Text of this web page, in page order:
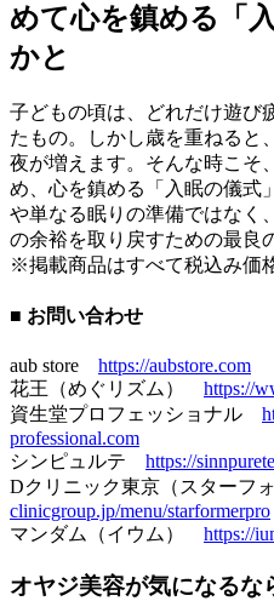
めて心を鎮める「
かと
子どもの頃は、どれだけ遊び
たもの。しかし歳を重ねると
夜が増えます。そんな時こそ
め、心を鎮める「入眠の儀式
や単なる眠りの準備ではなく
の余裕を取り戻すための最良
※掲載商品はすべて税込み価
■ お問い合わせ
aub store https://aubstore.com
花王（めぐリズム） https://
資生堂プロフェッショナル
professional.com
シンピュルテ https://
Dクリニック東京（スターフ
clinicgroup.jp/menu/starformerpro
マンダム（イウム） https://
オヤジ美容が気になるな